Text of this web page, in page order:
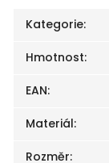
Kategorie:
Hmotnost:
EAN:
Materiál:
Rozměr: